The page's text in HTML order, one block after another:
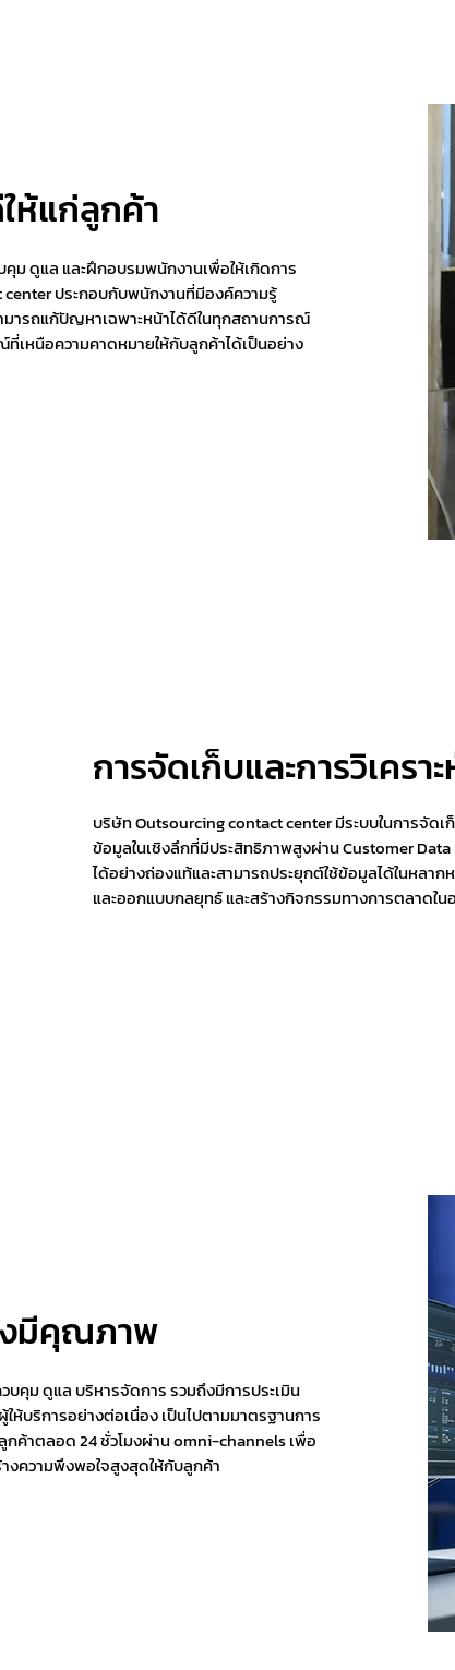
ห้แก่ลูกค้า
ม ดูแล และฝึกอบรมพนักงานเพื่อให้เกิดการ
ประกอบกับพนักงานที่มีองค์ความรู้
ารถแก้ปัญหาเฉพาะหน้าได้ดีในทุกสถานการณ์
ที่เหนือความคาดหมายให้กับลูกค้าได้เป็นอย่าง
การจัดเก็บและการวิเครา
บริษัท Outsourcing contact center มีระบบในการจัด
ข้อมูลในเชิงลึกที่มีประสิทธิภาพสูงผ่าน Customer Data
ได้อย่างถ่องแท้และสามารถประยุกต์ใช้ข้อมูลได้ในหลา
และออกแบบกลยุทธ์ และสร้างกิจกรรมทางการตลาดใ
งมีคุณภาพ
คุม ดูแล บริหารจัดการ รวมถึงมีการประเมิน
ริการอย่างต่อเนื่อง เป็นไปตามมาตรฐานการ
กค้าตลอด 24 ชั่วโมงผ่าน omni-channels เพื่อ
งความพึงพอใจสูงสุดให้กับลูกค้า